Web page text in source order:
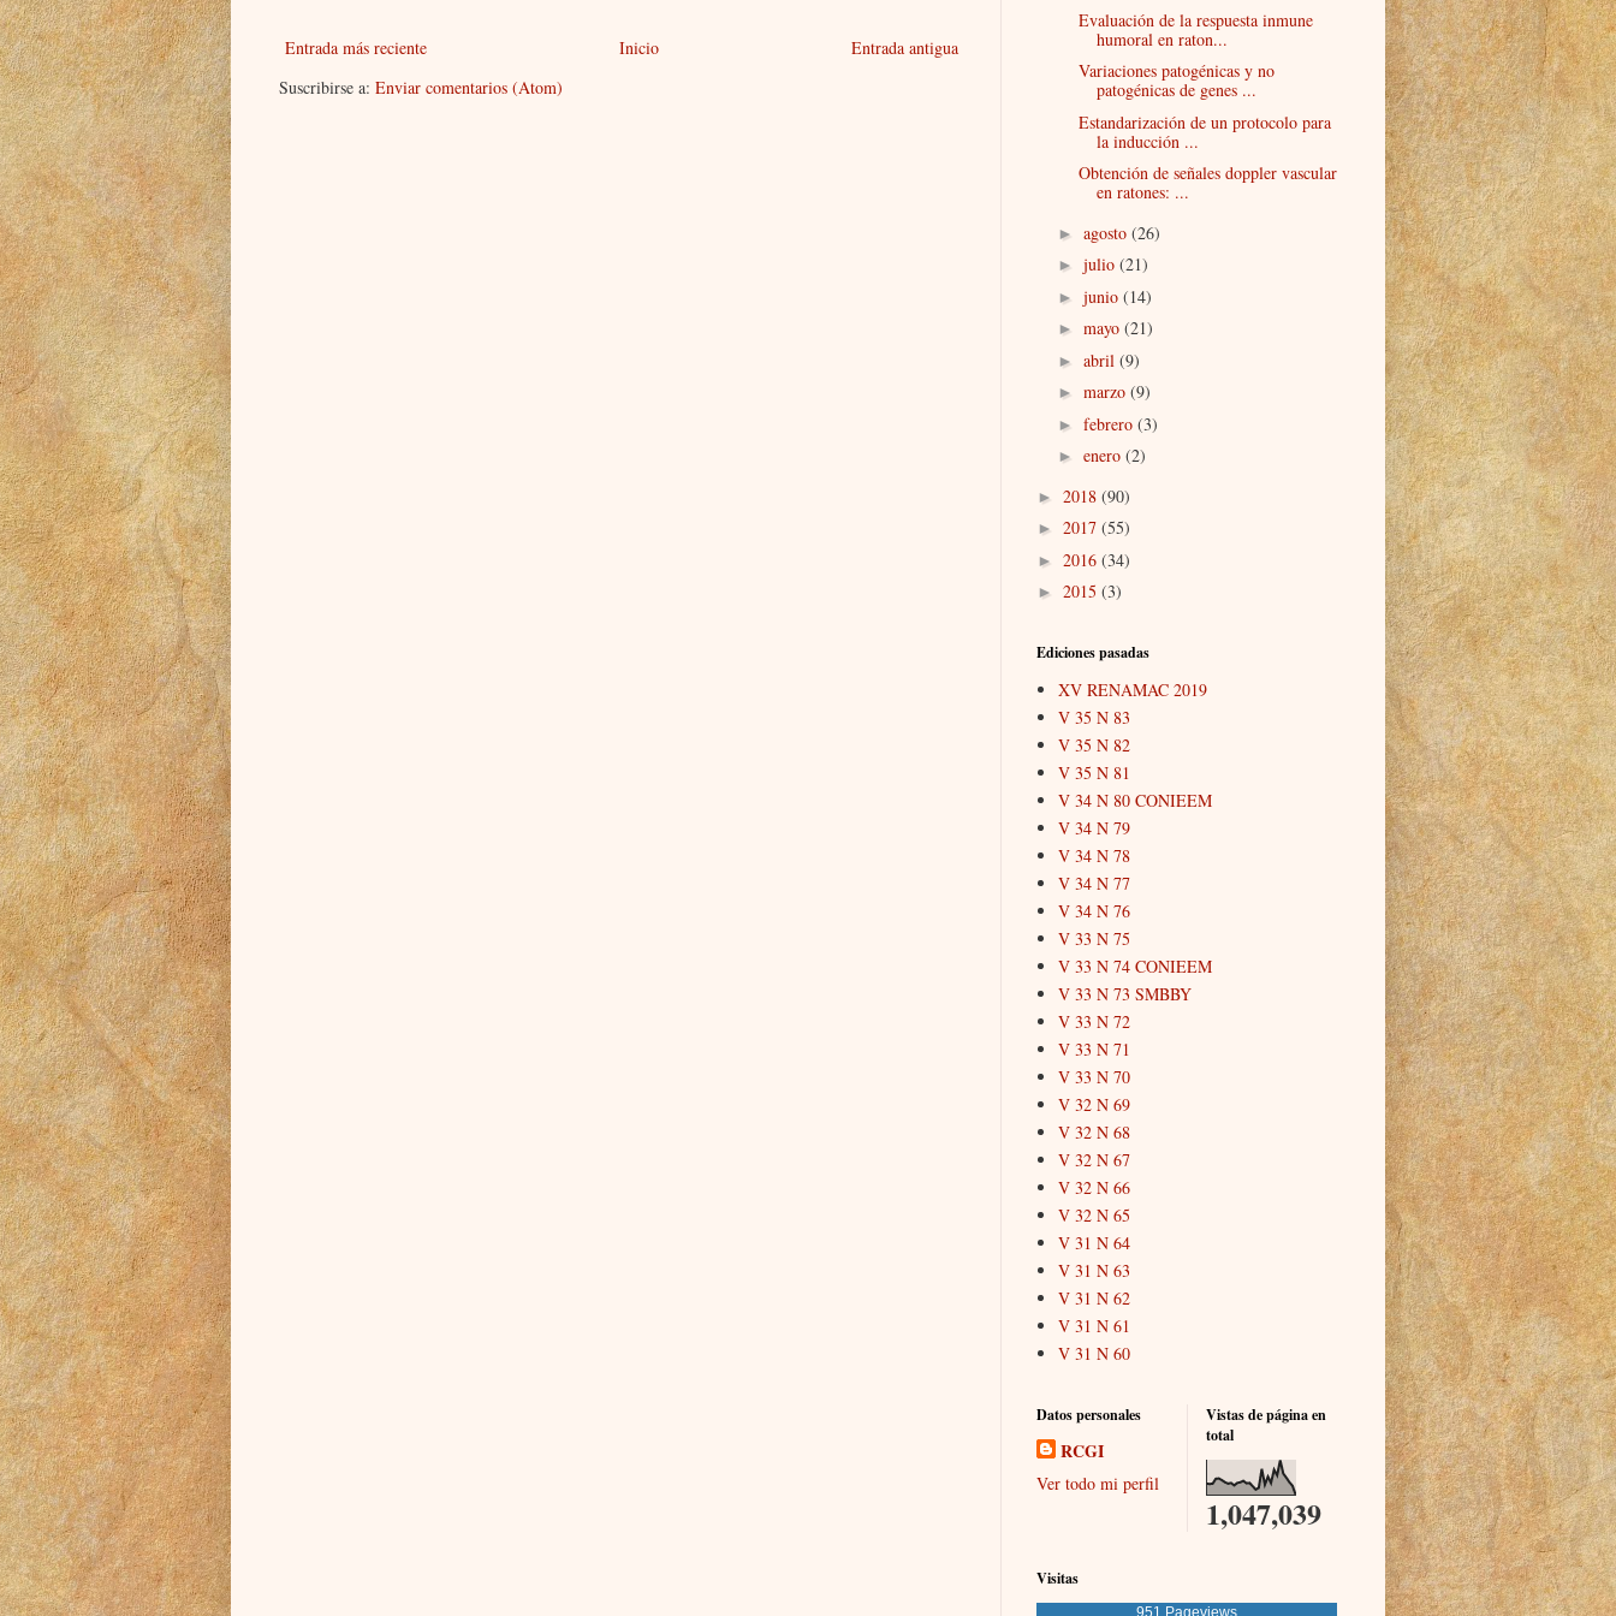
Entrada más reciente Entrada antigua
Inicio
Suscribirse a: Enviar comentarios (Atom)
Evaluación de la respuesta inmune
humoral en raton...
Variaciones patogénicas y no
patogénicas de genes ...
Estandarización de un protocolo para
la inducción ...
Obtención de señales doppler vascular
en ratones: ...
► agosto (26)
► julio (21)
► junio (14)
► mayo (21)
► abril (9)
► marzo (9)
► febrero (3)
► enero (2)
► 2018 (90)
► 2017 (55)
► 2016 (34)
► 2015 (3)
Ediciones pasadas
XV RENAMAC 2019
V 35 N 83
V 35 N 82
V 35 N 81
V 34 N 80 CONIEEM
V 34 N 79
V 34 N 78
V 34 N 77
V 34 N 76
V 33 N 75
V 33 N 74 CONIEEM
V 33 N 73 SMBBY
V 33 N 72
V 33 N 71
V 33 N 70
V 32 N 69
V 32 N 68
V 32 N 67
V 32 N 66
V 32 N 65
V 31 N 64
V 31 N 63
V 31 N 62
V 31 N 61
V 31 N 60
Datos personales
RCGI
Ver todo mi perfil
Vistas de página en
total
1,047,039
Visitas
951 Pageviews